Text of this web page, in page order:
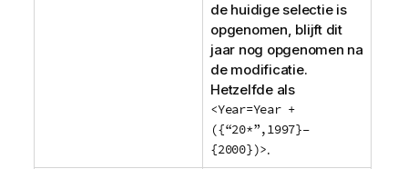
de huidige selectie is
opgenomen, blijft dit
jaar nog opgenomen na
de modificatie.
Hetzelfde als
<Year=Year +
({“20*”,1997}–
{2000})>.